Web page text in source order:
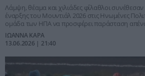
Λάμψη, θέαμα και χιλιάδες φίλαθλοι συνέθεσαν
έναρξης του Μουντιάλ 2026 στις Ηνωμένες
ομάδα των ΗΠΑ να προσφέρει παράσταση
ΙΩΑΝΝΑ ΚΑΡΑ
13.06.2026 | 21:40